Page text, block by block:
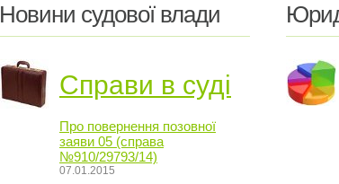
Новини судової влади
Справи в суді
Про повернення позовної
заяви 05 (справа
№910/29793/14)
07.01.2015